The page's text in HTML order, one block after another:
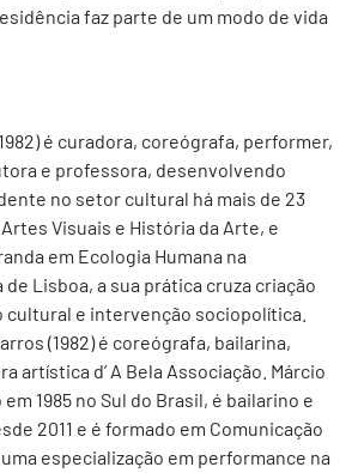
faz parte de um modo de vida
é curadora, coreógrafa, performer,
e professora, desenvolvendo
no setor cultural há mais de 23
Visuais e História da Arte, e
em Ecologia Humana na
Lisboa, a sua prática cruza criação
cultural e intervenção sociopolítica.
(1982) é coreógrafa, bailarina,
artística d’ A Bela Associação. Márcio
1985 no Sul do Brasil, é bailarino e
2011 e é formado em Comunicação
especialização em performance na